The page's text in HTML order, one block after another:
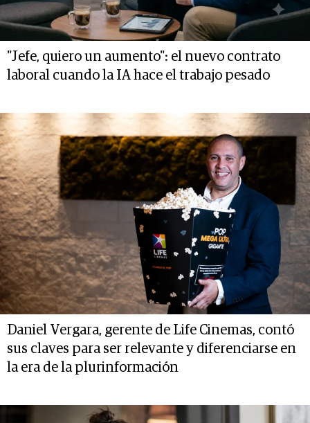
"Jefe, quiero un aumento": el nuevo contrato
laboral cuando la IA hace el trabajo pesado
Daniel Vergara, gerente de Life Cinemas, contó
sus claves para ser relevante y diferenciarse en
la era de la plurinformación